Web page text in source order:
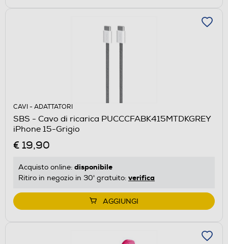
CAVI - ADATTATORI
SBS - Cavo di ricarica PUCCCFABK415MTDKGREY
iPhone 15-Grigio
€ 19,90
Acquisto online: disponibile
Ritiro in negozio in 30' gratuito: verifica
AGGIUNGI